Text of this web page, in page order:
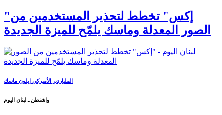
"إكس" تخطط لتحذير المستخدمين من
الصور المعدلة وماسك يلمّح للميزة الجديدة
الملياردير الأميركي إيلون ماسك
واشنطن ـ لبنان اليوم